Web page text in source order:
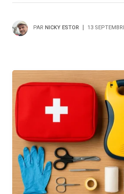
PAR NICKY ESTOR 13